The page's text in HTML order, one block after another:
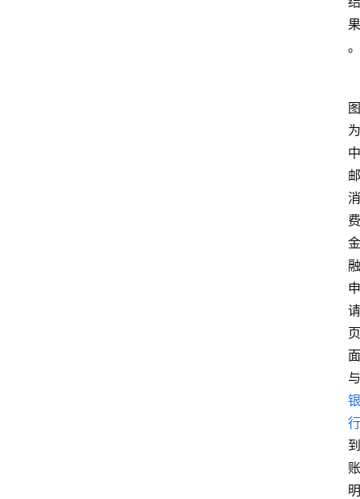
果
。
图
为
中
邮
消
费
金
融
申
请
页
面
与
银
行
到
账
明